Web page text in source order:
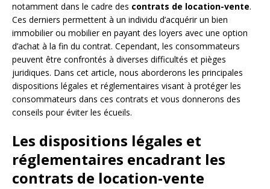
notamment dans le cadre des contrats de location-vente.
Ces derniers permettent à un individu d’acquérir un bien
immobilier ou mobilier en payant des loyers avec une option
d’achat à la fin du contrat. Cependant, les consommateurs
peuvent être confrontés à diverses difficultés et pièges
juridiques. Dans cet article, nous aborderons les principales
dispositions légales et réglementaires visant à protéger les
consommateurs dans ces contrats et vous donnerons des
conseils pour éviter les écueils.
Les dispositions légales et
réglementaires encadrant les
contrats de location-vente